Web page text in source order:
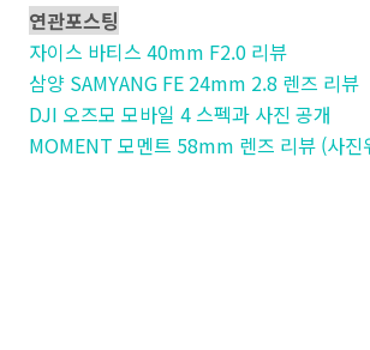
연관포스팅
자이스 바티스 40mm F2.0 리뷰
삼양 SAMYANG FE 24mm 2.8 렌즈 리뷰
DJI 오즈모 모바일 4 스펙과 사진 공개
MOMENT 모멘트 58mm 렌즈 리뷰 (사진